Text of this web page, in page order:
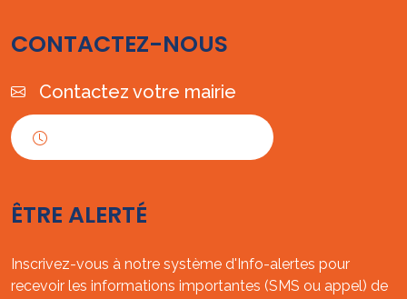
CONTACTEZ-NOUS
Contactez votre mairie
ÊTRE ALERTÉ
Inscrivez-vous à notre système d'Info-alertes pour
recevoir les informations importantes (SMS ou appel) de